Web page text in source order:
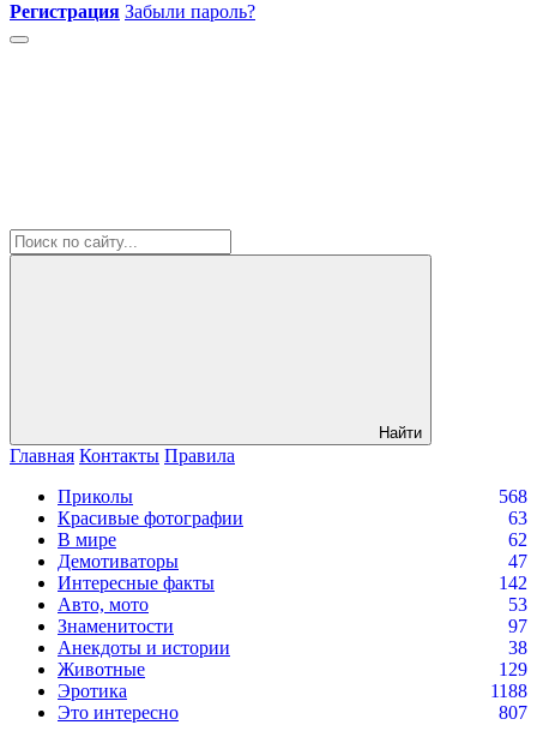
Регистрация Забыли пароль?
Найти
Главная Контакты Правила
Приколы
568
Красивые фотографии
63
В мире
62
Демотиваторы
47
Интересные факты
142
Авто, мото
53
Знаменитости
97
Анекдоты и истории
38
Животные
129
Эротика
1188
Это интересно
807